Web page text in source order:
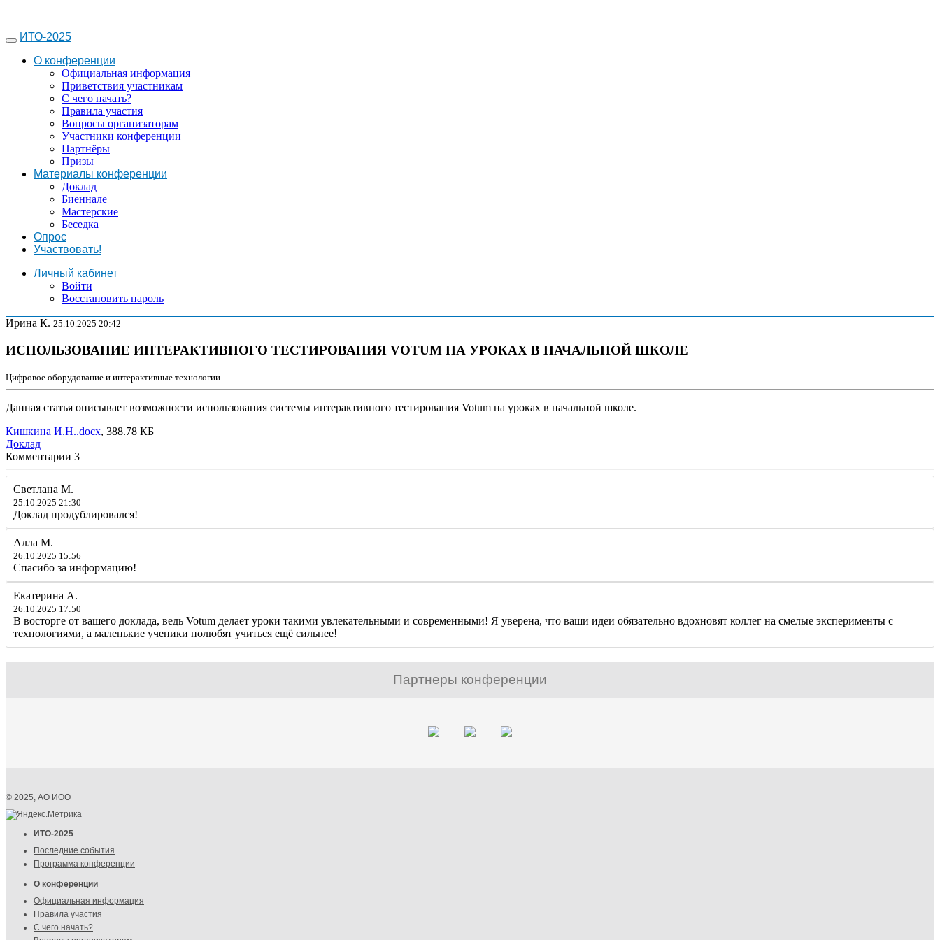
ИТО-2025
О конференции
Официальная информация
Приветствия участникам
С чего начать?
Правила участия
Вопросы организаторам
Участники конференции
Партнёры
Призы
Материалы конференции
Доклад
Биеннале
Мастерские
Беседка
Опрос
Участвовать!
Личный кабинет
Войти
Восстановить пароль
Ирина К. 25.10.2025 20:42
ИСПОЛЬЗОВАНИЕ ИНТЕРАКТИВНОГО ТЕСТИРОВАНИЯ VOTUM НА УРОКАХ В НАЧАЛЬНОЙ ШКОЛЕ
Цифровое оборудование и интерактивные технологии
Данная статья описывает возможности использования системы интерактивного тестирования Votum на уроках в начальной школе.
Кишкина И.Н..docx, 388.78 КБ
Доклад
Комментарии 3
Светлана М.
25.10.2025 21:30
Доклад продублировался!
Алла М.
26.10.2025 15:56
Спасибо за информацию!
Екатерина А.
26.10.2025 17:50
В восторге от вашего доклада, ведь Votum делает уроки такими увлекательными и современными! Я уверена, что ваши идеи обязательно вдохновят коллег на смелые эксперименты с
технологиями, а маленькие ученики полюбят учиться ещё сильнее!
Партнеры конференции
© 2025, АО ИОО
ИТО-2025
Последние события
Программа конференции
О конференции
Официальная информация
Правила участия
С чего начать?